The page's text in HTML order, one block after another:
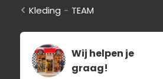
Kleding - TEAM
Wij helpen je
graag!